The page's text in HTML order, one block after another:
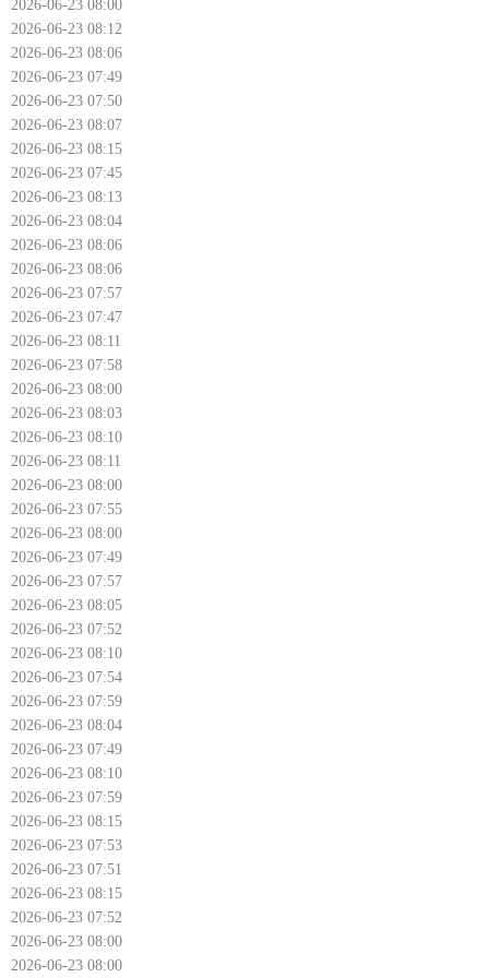
2026-06-23 08:00
2026-06-23 08:12
2026-06-23 08:06
2026-06-23 07:49
2026-06-23 07:50
2026-06-23 08:07
2026-06-23 08:15
2026-06-23 07:45
2026-06-23 08:13
2026-06-23 08:04
2026-06-23 08:06
2026-06-23 08:06
2026-06-23 07:57
2026-06-23 07:47
2026-06-23 08:11
2026-06-23 07:58
2026-06-23 08:00
2026-06-23 08:03
2026-06-23 08:10
2026-06-23 08:11
2026-06-23 08:00
2026-06-23 07:55
2026-06-23 08:00
2026-06-23 07:49
2026-06-23 07:57
2026-06-23 08:05
2026-06-23 07:52
2026-06-23 08:10
2026-06-23 07:54
2026-06-23 07:59
2026-06-23 08:04
2026-06-23 07:49
2026-06-23 08:10
2026-06-23 07:59
2026-06-23 08:15
2026-06-23 07:53
2026-06-23 07:51
2026-06-23 08:15
2026-06-23 07:52
2026-06-23 08:00
2026-06-23 08:00